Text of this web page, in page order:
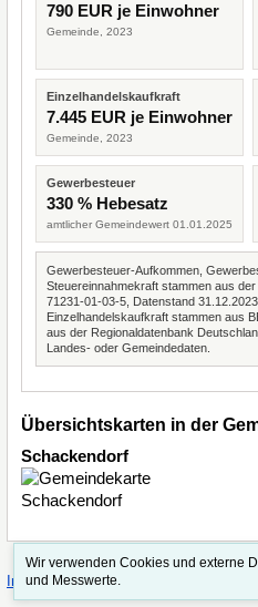
790 EUR je Einwohner
Gemeinde, 2023
Einzelhandelskaufkraft
7.445 EUR je Einwohner
Gemeinde, 2023
Gewerbesteuer
330 % Hebesatz
amtlicher Gemeindewert 01.01.2025
Gewerbesteuer-Aufkommen,
Steuereinnahmekraft stammen aus
71231-01-03-5, Datenstand
Einzelhandelskaufkraft stammen aus
aus der Regionaldatenbank
Landes- oder Gemeindedaten.
Übersichtskarten in der
Schackendorf
Impressum·Straßenindex
Wir verwenden Cookies und externe
und Messwerte.